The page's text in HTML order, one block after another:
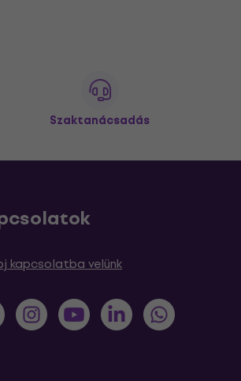
Szaktanácsadás
kapcsolatba velünk